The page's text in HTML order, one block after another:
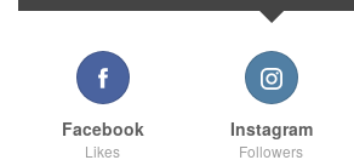
Facebook
Likes
Instagram
Followers